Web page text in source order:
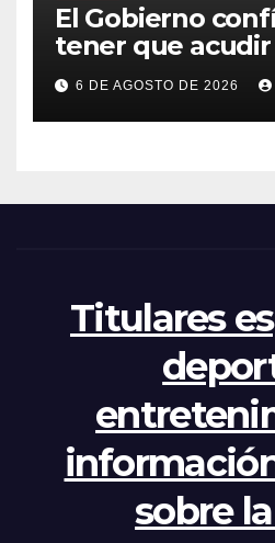
El Gobierno
tener que acudir
por el reparto de
mientras el PP
apertura del
6 DE AGOSTO DE 2026
Titulares
sobre